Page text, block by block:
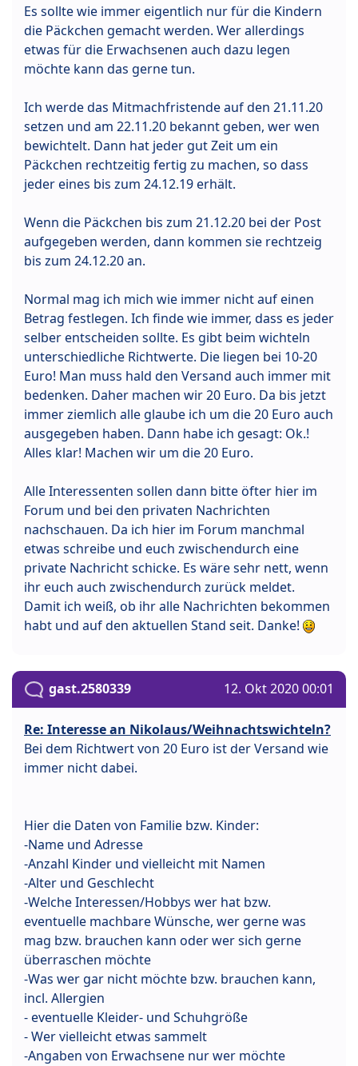
Es sollte wie immer eigentlich nur für die Kindern
die Päckchen gemacht werden. Wer allerdings
etwas für die Erwachsenen auch dazu legen
möchte kann das gerne tun.
Ich werde das Mitmachfristende auf den 21.11.20
setzen und am 22.11.20 bekannt geben, wer wen
bewichtelt. Dann hat jeder gut Zeit um ein
Päckchen rechtzeitig fertig zu machen, so dass
jeder eines bis zum 24.12.19 erhält.
Wenn die Päckchen bis zum 21.12.20 bei der Post
aufgegeben werden, dann kommen sie rechtzeig
bis zum 24.12.20 an.
Normal mag ich mich wie immer nicht auf einen
Betrag festlegen. Ich finde wie immer, dass es jeder
selber entscheiden sollte. Es gibt beim wichteln
unterschiedliche Richtwerte. Die liegen bei 10-20
Euro! Man muss hald den Versand auch immer mit
bedenken. Daher machen wir 20 Euro. Da bis jetzt
immer ziemlich alle glaube ich um die 20 Euro auch
ausgegeben haben. Dann habe ich gesagt: Ok.!
Alles klar! Machen wir um die 20 Euro.
Alle Interessenten sollen dann bitte öfter hier im
Forum und bei den privaten Nachrichten
nachschauen. Da ich hier im Forum manchmal
etwas schreibe und euch zwischendurch eine
private Nachricht schicke. Es wäre sehr nett, wenn
ihr euch auch zwischendurch zurück meldet.
Damit ich weiß, ob ihr alle Nachrichten bekommen
habt und auf den aktuellen Stand seit. Danke!
gast.2580339 12. Okt 2020 00:01
Re: Interesse an Nikolaus/Weihnachtswichteln?
Bei dem Richtwert von 20 Euro ist der Versand wie
immer nicht dabei.
Hier die Daten von Familie bzw. Kinder:
-Name und Adresse
-Anzahl Kinder und vielleicht mit Namen
-Alter und Geschlecht
-Welche Interessen/Hobbys wer hat bzw.
eventuelle machbare Wünsche, wer gerne was
mag bzw. brauchen kann oder wer sich gerne
überraschen möchte
-Was wer gar nicht möchte bzw. brauchen kann,
incl. Allergien
- eventuelle Kleider- und Schuhgröße
- Wer vielleicht etwas sammelt
-Angaben von Erwachsene nur wer möchte